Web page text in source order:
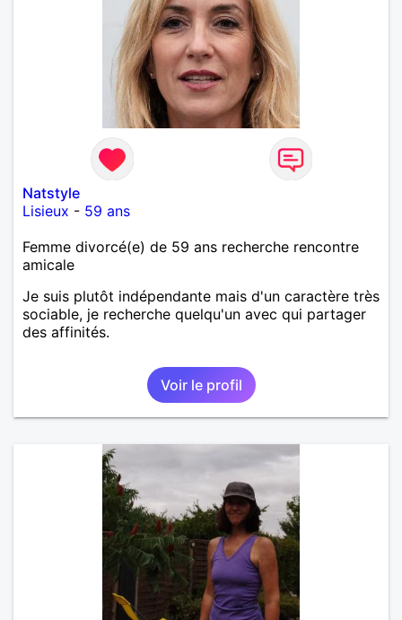
Natstyle
Lisieux - 59 ans
Femme divorcé(e) de 59 ans recherche rencontre
amicale
Je suis plutôt indépendante mais d'un caractère très
sociable, je recherche quelqu'un avec qui partager
des affinités.
Voir le profil